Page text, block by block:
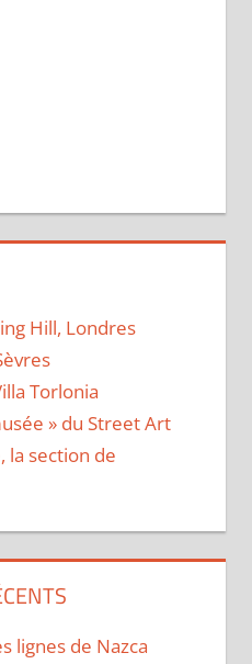
Hill, Londres
Torlonia
» du Street Art
la section de
lignes de Nazca